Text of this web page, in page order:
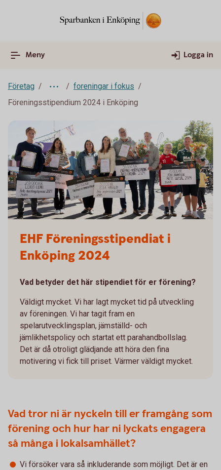
Meny Logga in
Företag
foreningar i fokus
Föreningsstipendium 2024 i Enköping
EHF Föreningsstipendiat i
Enköping 2024
Vad betyder det här stipendiet för er förening?
Väldigt mycket. Vi har lagt mycket tid på utveckling
av föreningen. Vi har tagit fram en
spelarutvecklingsplan, jämställd- och
jämlikhetspolicy och startat ett parahandbollslag.
Det är då otroligt glädjande att höra den fina
motivering vi fick till priset. Värmer väldigt mycket.
Vad tror ni är nyckeln till er framgång som
förening och hur har ni lyckats engagera
så många i lokalsamhället?
Vi försöker vara så inkluderande som möjligt. Det är en